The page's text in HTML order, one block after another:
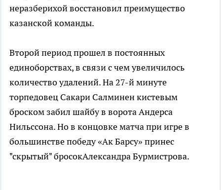
неразберихой восстановил преимущество
казанской команды.
Второй период прошел в постоянных
единоборствах, в связи с чем увеличилось
количество удалений. На 27-й минуте
торпедовец Сакари Салминен кистевым
броском забил шайбу в ворота Андерса
Нильссона. Но в концовке матча при игре в
большинстве победу «Ак Барсу» принес
"скрытый" бросокАлександра Бурмистрова.